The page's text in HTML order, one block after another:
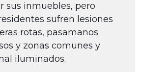
sus inmuebles, pero
sufren lesiones
rotas, pasamanos
y zonas comunes y
iluminados.